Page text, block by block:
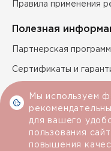
Правила применения
Полезная
Партнерская
Сертификаты и
Условия покупки
Мы используем
для вашего
пользования
повышения